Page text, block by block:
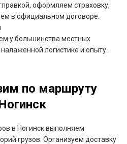
оформляем страховку,
в официальном договоре.
у большинства местных
логистике и опыту.
по маршруту
в Ногинск выполняем
грузов. Организуем доставку